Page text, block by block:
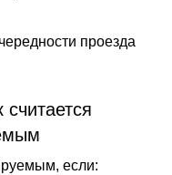
проезда
считается
если: